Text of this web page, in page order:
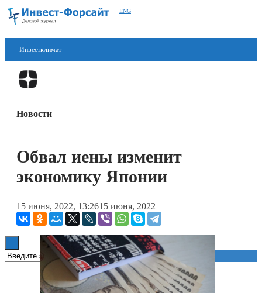
ENG
Инвестклимат
Финансы
Блокчейн
Книги
Новости
Обвал иены изменит
экономику Японии
15 июня, 2022, 13:2615 июня, 2022